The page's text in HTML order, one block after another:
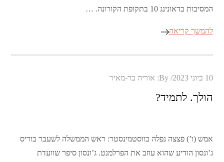
המסיבות בדאונינג 10 בתקופת הקורונה. …
להמשך קריאה
Posted
10 ביוני 2023 By: אוריה בר-מאיר
הולך. לתמיד?
אמש (ו’) פצצה נפלה בווסטמינסטר: ראש הממשלה לשעבר בוריס
ג’ונסון הודיע שהוא עוזב את הפרלמנט. ג’ונסון סיפר שוועדת